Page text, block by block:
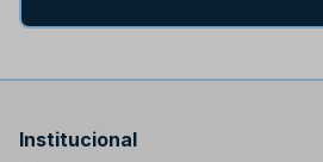
Institucional